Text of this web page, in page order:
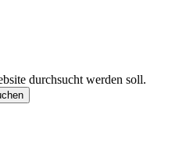
durchsucht werden soll.